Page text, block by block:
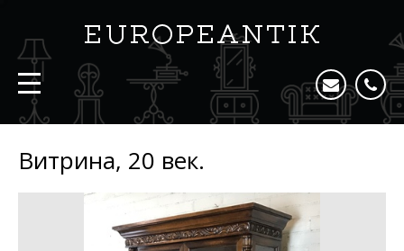
Витрина, 20 век.